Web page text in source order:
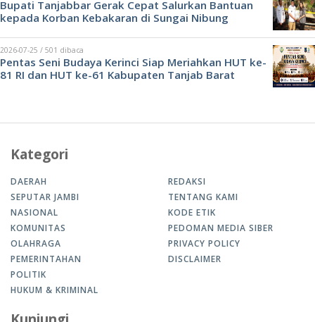
Bupati Tanjabbar Gerak Cepat Salurkan Bantuan
kepada Korban Kebakaran di Sungai Nibung
2026-07-25 / 501 dibaca
Pentas Seni Budaya Kerinci Siap Meriahkan HUT ke-
81 RI dan HUT ke-61 Kabupaten Tanjab Barat
Kategori
DAERAH
SEPUTAR JAMBI
NASIONAL
KOMUNITAS
OLAHRAGA
PEMERINTAHAN
POLITIK
HUKUM & KRIMINAL
REDAKSI
TENTANG KAMI
KODE ETIK
PEDOMAN MEDIA SIBER
PRIVACY POLICY
DISCLAIMER